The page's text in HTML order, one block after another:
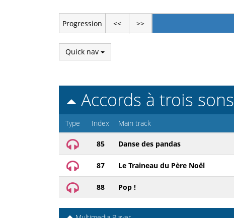
Progression << >>
Quick nav
Accords à trois sons
Type Index Main track
85 Danse des pandas
87 Le Traineau du Père Noël
88 Pop !